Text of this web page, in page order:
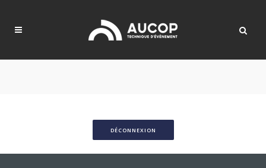
DÉCONNEXION